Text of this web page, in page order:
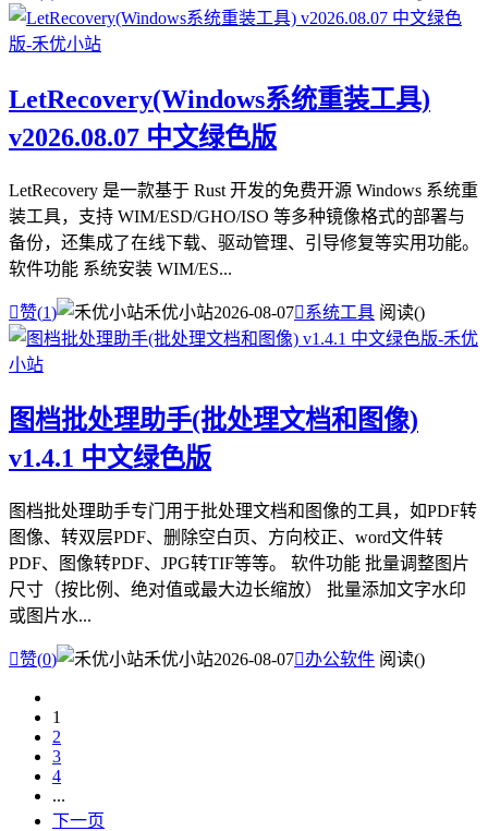
LetRecovery(Windows系统重装工具)
v2026.08.07 中文绿色版
LetRecovery 是一款基于 Rust 开发的免费开源 Windows 系统重
装工具，支持 WIM/ESD/GHO/ISO 等多种镜像格式的部署与
备份，还集成了在线下载、驱动管理、引导修复等实用功能。
软件功能 系统安装 WIM/ES...
赞(1) 禾优小站2026-08-07系统工具 阅读()
图档批处理助手(批处理文档和图像)
v1.4.1 中文绿色版
图档批处理助手专门用于批处理文档和图像的工具，如PDF转
图像、转双层PDF、删除空白页、方向校正、word文件转
PDF、图像转PDF、JPG转TIF等等。 软件功能 批量调整图片
尺寸（按比例、绝对值或最大边长缩放） 批量添加文字水印
或图片水...
赞(0) 禾优小站2026-08-07办公软件 阅读()
1
2
3
4
...
下一页